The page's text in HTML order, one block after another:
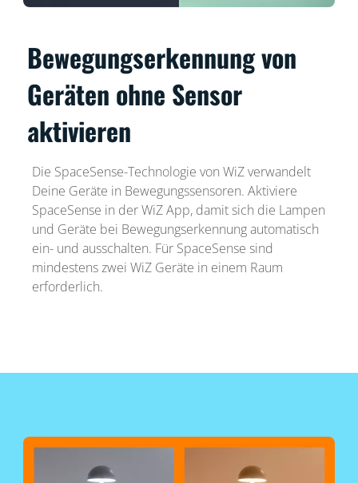
Bewegungserkennung von
Geräten ohne Sensor
aktivieren
Die SpaceSense-Technologie von WiZ verwandelt
Deine Geräte in Bewegungssensoren. Aktiviere
SpaceSense in der WiZ App, damit sich die Lampen
und Geräte bei Bewegungserkennung automatisch
ein- und ausschalten. Für SpaceSense sind
mindestens zwei WiZ Geräte in einem Raum
erforderlich.